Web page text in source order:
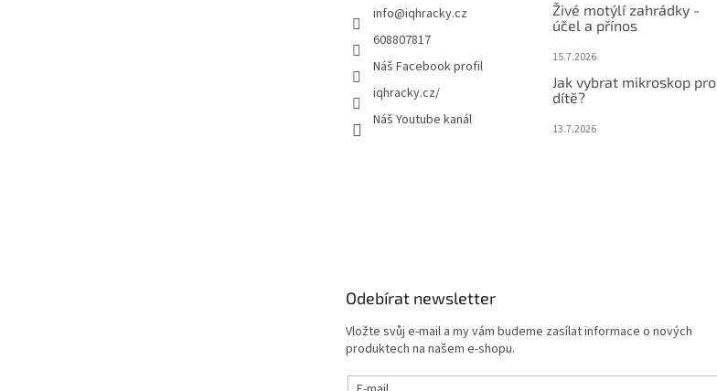
info@iqhracky.cz
608807817
Náš Facebook profil
iqhracky.cz/
Náš Youtube kanál
Živé motýlí zahrádky -
účel a přínos
15.7.2026
Jak vybrat mikroskop pro
dítě?
13.7.2026
Odebírat newsletter
Vložte svůj e-mail a my vám budeme zasílat informace o nových
produktech na našem e-shopu.